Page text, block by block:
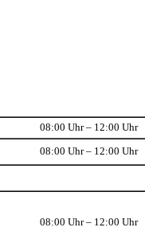
08:00 Uhr – 12:00 Uhr
08:00 Uhr – 12:00 Uhr
08:00 Uhr – 12:00 Uhr